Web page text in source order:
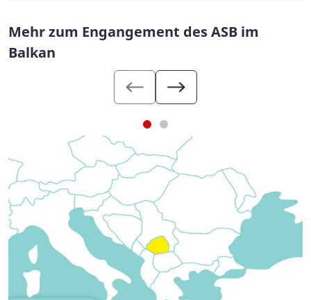
Mehr zum Engangement des ASB im
Balkan